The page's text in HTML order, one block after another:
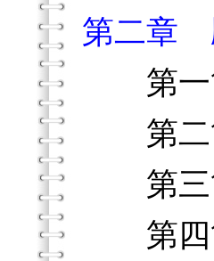
第二章
第一
第二
第三
第四